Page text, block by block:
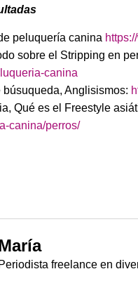
peluquería canina
sobre el Stripping en
canina
búsuqueda, Anglisismos:
Qué es el Freestyle
canina/perros/
Periodista freelance en